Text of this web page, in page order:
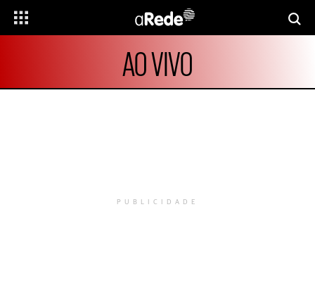
AO VIVO
PUBLICIDADE